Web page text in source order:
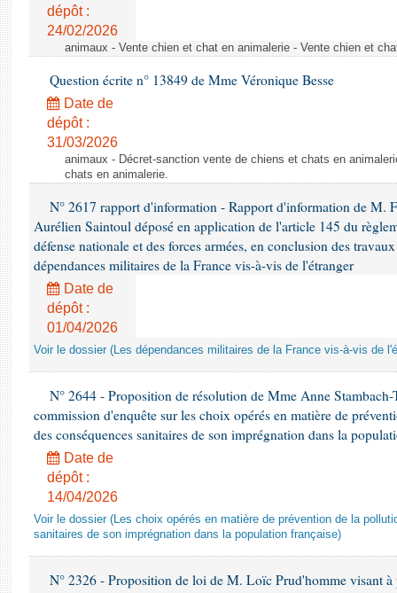
dépôt :
24/02/2026
animaux - Vente chien et chat en animalerie - Vente chien et
Question écrite n° 13849 de Mme Véronique Besse
Date de
dépôt :
31/03/2026
animaux - Décret-sanction vente de chiens et chats en
chats en animalerie.
N° 2617 rapport d'information - Rapport d'information de M.
Aurélien Saintoul déposé en application de l'article 145 du
défense nationale et des forces armées, en conclusion des
dépendances militaires de la France vis-à-vis de l'étranger
Date de
dépôt :
01/04/2026
Voir le dossier (Les dépendances militaires de la France vis-à-vis de
N° 2644 - Proposition de résolution de Mme Anne
commission d'enquête sur les choix opérés en matière de
des conséquences sanitaires de son imprégnation dans la
Date de
dépôt :
14/04/2026
Voir le dossier (Les choix opérés en matière de prévention de la
sanitaires de son imprégnation dans la population française)
N° 2326 - Proposition de loi de M. Loïc Prud'homme visant